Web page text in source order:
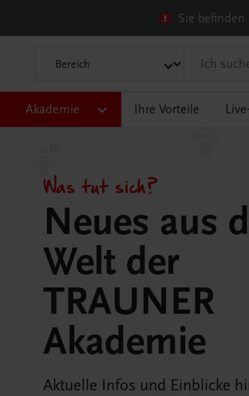
Sie befinden
Akademie Ihre Vorteile
Was tut sich?
Neues aus
Welt der
TRAUNER
Akademie
Aktuelle Infos und Einblicke